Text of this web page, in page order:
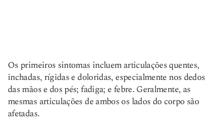
Os primeiros sintomas incluem articulações quentes,
inchadas, rígidas e doloridas, especialmente nos dedos
das mãos e dos pés; fadiga; e febre. Geralmente, as
mesmas articulações de ambos os lados do corpo são
afetadas.